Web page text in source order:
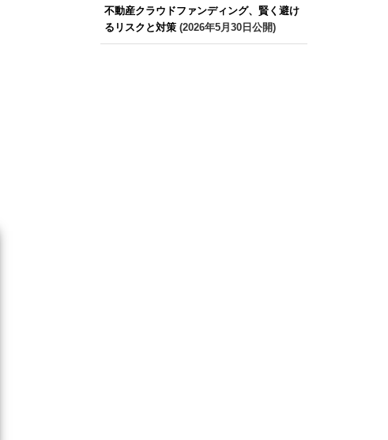
不動産クラウドファンディング、賢く避け
るリスクと対策(2026年5月30日公開)